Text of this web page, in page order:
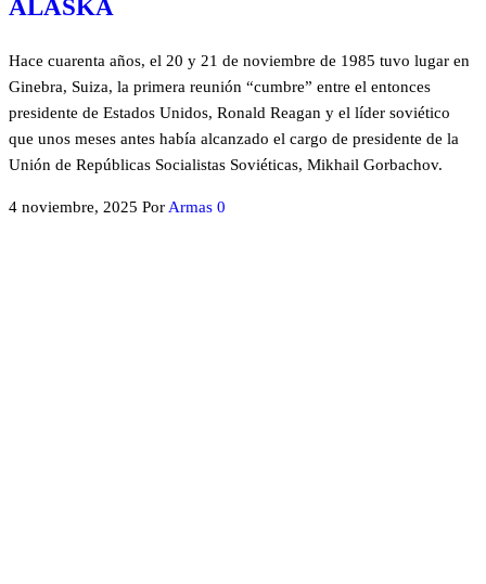
ALASKA
Hace cuarenta años, el 20 y 21 de noviembre de 1985 tuvo lugar en
Ginebra, Suiza, la primera reunión “cumbre” entre el entonces
presidente de Estados Unidos, Ronald Reagan y el líder soviético
que unos meses antes había alcanzado el cargo de presidente de la
Unión de Repúblicas Socialistas Soviéticas, Mikhail Gorbachov.
4 noviembre, 2025 Por Armas 0